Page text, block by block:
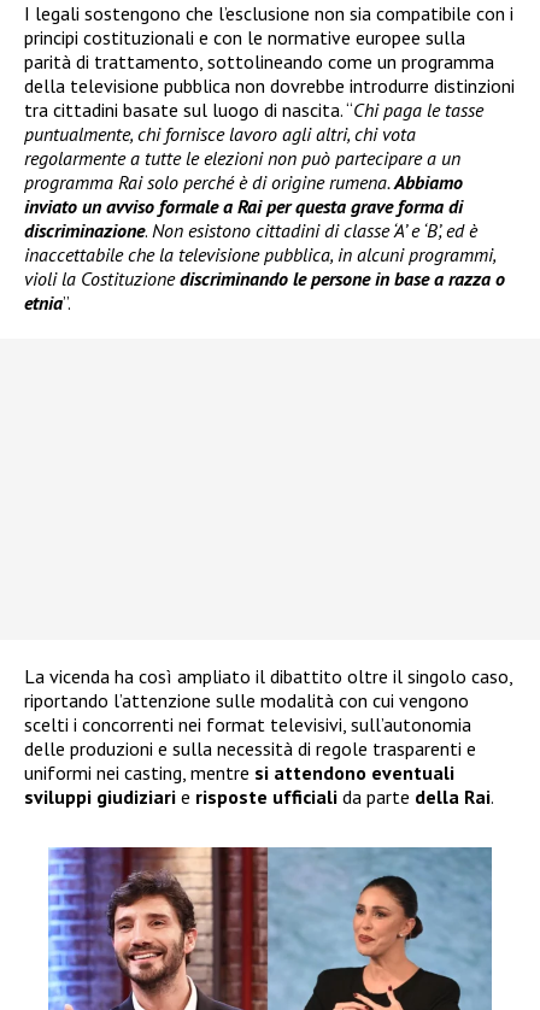
I legali sostengono che l’esclusione non sia compatibile con i
principi costituzionali e con le normative europee sulla
parità di trattamento, sottolineando come un programma
della televisione pubblica non dovrebbe introdurre distinzioni
tra cittadini basate sul luogo di nascita. “Chi paga le tasse
puntualmente, chi fornisce lavoro agli altri, chi vota
regolarmente a tutte le elezioni non può partecipare a un
programma Rai solo perché è di origine rumena.Abbiamo
inviato un avviso formale a Rai per questa grave forma di
discriminazione. Non esistono cittadini di classe ‘A’ e ‘B’, ed è
inaccettabile che la televisione pubblica, in alcuni programmi,
violi la Costituzionediscriminando le persone in base a razza o
etnia”.
La vicenda ha così ampliato il dibattito oltre il singolo caso,
riportando l’attenzione sulle modalità con cui vengono
scelti i concorrenti nei format televisivi, sull’autonomia
delle produzioni e sulla necessità di regole trasparenti e
uniformi nei casting, mentre si attendono eventuali
sviluppi giudiziari e risposte ufficiali da parte della Rai.